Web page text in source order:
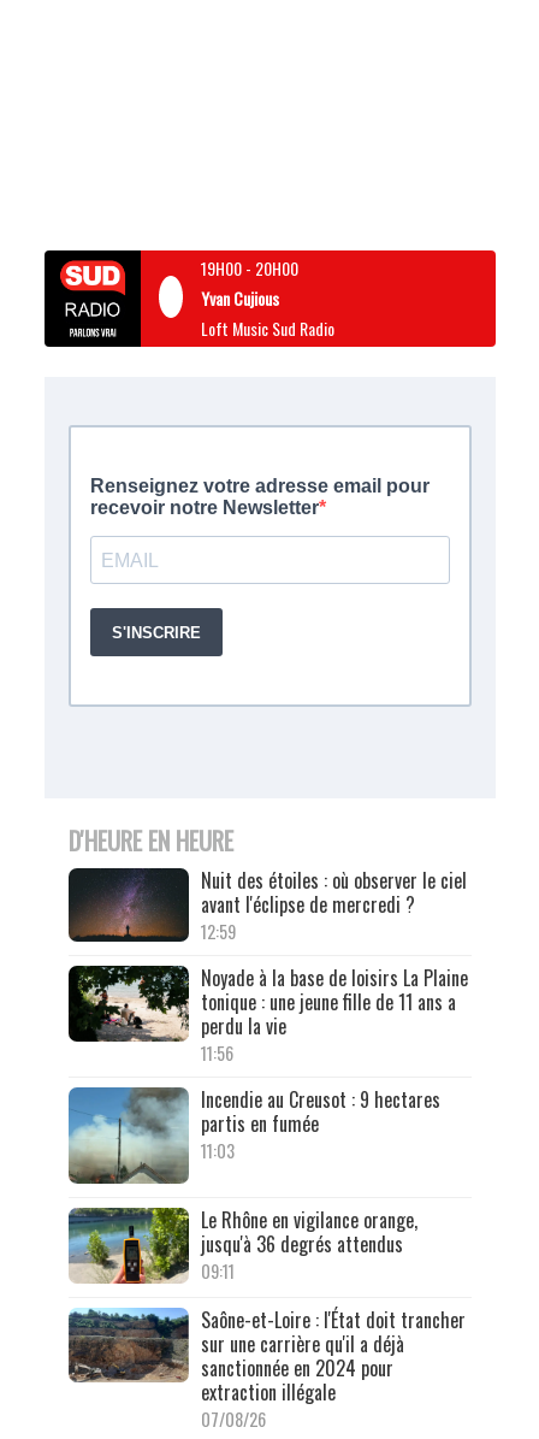
19H00- 20H00
Yvan Cujious
Loft Music Sud Radio
D'HEURE EN HEURE
Nuit des étoiles : où observer le ciel
avant l'éclipse de mercredi ?
12:59
Noyade à la base de loisirs La Plaine
tonique : une jeune fille de 11 ans a
perdu la vie
11:56
Incendie au Creusot : 9 hectares
partis en fumée
11:03
Le Rhône en vigilance orange,
jusqu'à 36 degrés attendus
09:11
Saône-et-Loire : l'État doit trancher
sur une carrière qu'il a déjà
sanctionnée en 2024 pour
extraction illégale
07/08/26